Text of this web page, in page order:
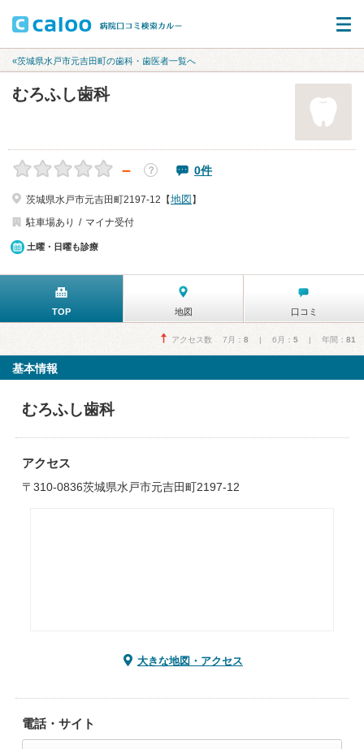
«茨城県水戸市元吉田町の歯科・歯医者一覧へ
むろふし歯科
－ ？ 0件
茨城県水戸市元吉田町2197-12【地図 】
駐車場あり
マイナ受付
土曜・日曜も診療
TOP 地図 口コミ
アクセス数 7月： 8 | 6月： 5 | 年間： 81
基本情報
むろふし歯科
アクセス
〒310-0836茨城県水戸市元吉田町2197-12
大きな地図・アクセス
電話・サイト